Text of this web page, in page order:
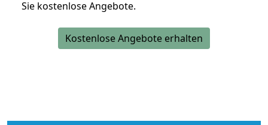
Sie kostenlose Angebote.
Kostenlose Angebote erhalten